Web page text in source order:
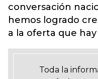
conversación
hemos logrado
a la oferta que
Toda la